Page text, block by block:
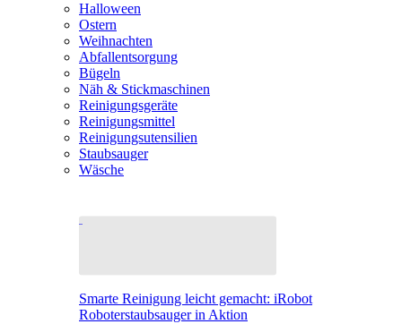
Halloween
Ostern
Weihnachten
Abfallentsorgung
Bügeln
Näh & Stickmaschinen
Reinigungsgeräte
Reinigungsmittel
Reinigungsutensilien
Staubsauger
Wäsche
Smarte Reinigung leicht gemacht: iRobot
Roboterstaubsauger in Aktion